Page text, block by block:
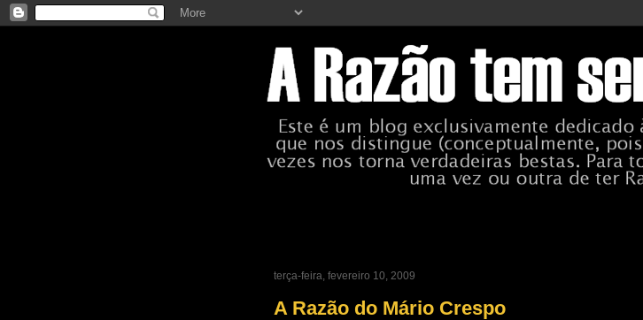
terça-feira, fevereiro 10, 2009
A Razão do Mário Crespo